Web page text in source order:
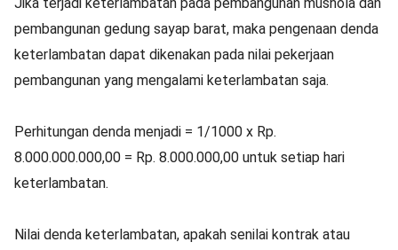
pembangunan gedung sayap barat, maka pengenaan denda
keterlambatan dapat dikenakan pada nilai pekerjaan
pembangunan yang mengalami keterlambatan saja.
Perhitungan denda menjadi = 1/1000 x Rp.
8.000.000.000,00 = Rp. 8.000.000,00 untuk setiap hari
keterlambatan.
Nilai denda keterlambatan, apakah senilai kontrak atau